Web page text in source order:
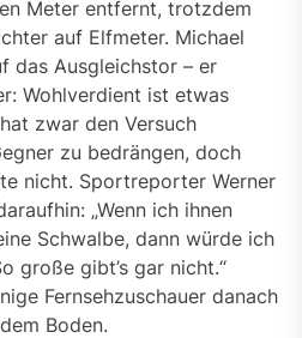
Meter entfernt, trotzdem
auf Elfmeter. Michael
das Ausgleichstor – er
Wohlverdient ist etwas
zwar den Versuch
zu bedrängen, doch
nicht. Sportreporter Werner
„Wenn ich ihnen
Schwalbe, dann würde ich
große gibt’s gar nicht.“
Fernsehzuschauer danach
Boden.